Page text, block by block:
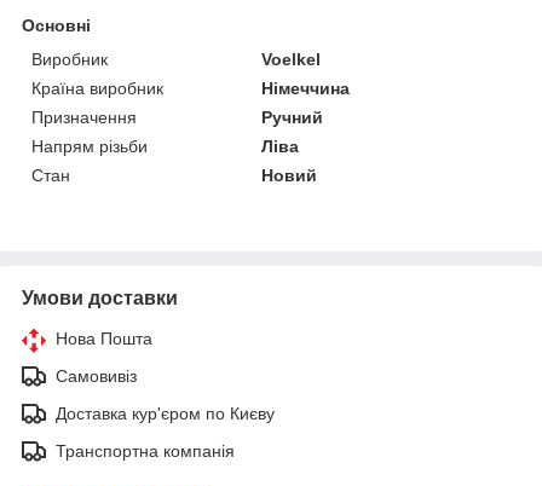
Основні
Виробник
Voelkel
Країна виробник
Німеччина
Призначення
Ручний
Напрям різьби
Ліва
Стан
Новий
Умови доставки
Нова Пошта
Самовивіз
Доставка кур'єром по Києву
Транспортна компанія